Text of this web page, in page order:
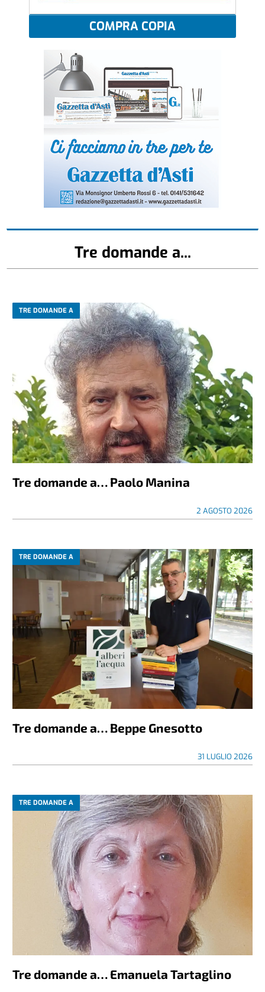
COMPRA COPIA
Tre domande a...
TRE DOMANDE A
Tre domande a… Paolo Manina
2 AGOSTO 2026
TRE DOMANDE A
Tre domande a… Beppe Gnesotto
31 LUGLIO 2026
TRE DOMANDE A
Tre domande a… Emanuela Tartaglino